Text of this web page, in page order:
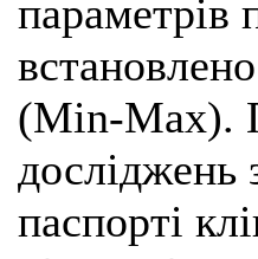
(Міn-Мах).
досліджень
паспорті